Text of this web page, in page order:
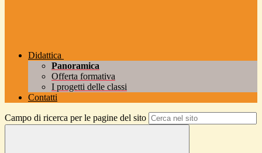
Didattica
Panoramica
Offerta formativa
I progetti delle classi
Contatti
Campo di ricerca per le pagine del sito